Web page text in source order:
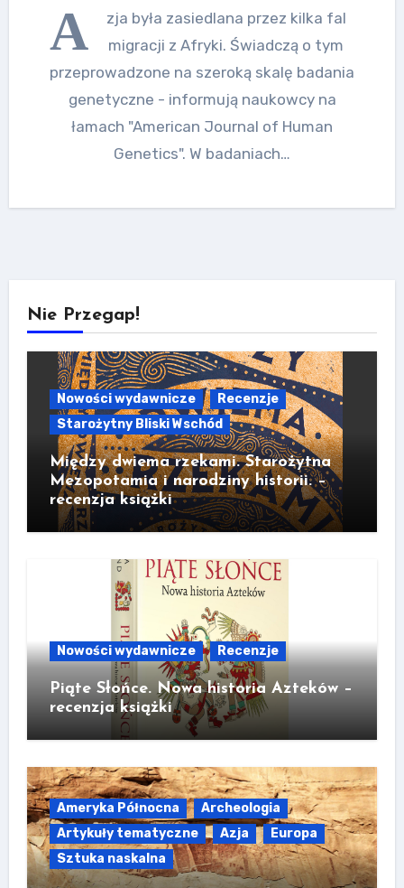
A
zja była zasiedlana przez kilka fal
migracji z Afryki. Świadczą o tym
przeprowadzone na szeroką skalę badania
genetyczne - informują naukowcy na
łamach "American Journal of Human
Genetics". W badaniach…
Nie Przegap!
Nowości wydawnicze
Recenzje
Starożytny Bliski Wschód
Między dwiema rzekami. Starożytna
Mezopotamia i narodziny historii. –
recenzja książki
Nowości wydawnicze Recenzje
Piąte Słońce. Nowa historia Azteków –
recenzja książki
Ameryka Północna
Archeologia
Artykuły tematyczne
Azja
Europa
Sztuka naskalna